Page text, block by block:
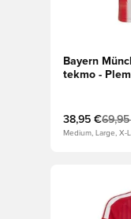
Bayern
tekmo -
38,95 €
Medium, Large, X-
Odpre